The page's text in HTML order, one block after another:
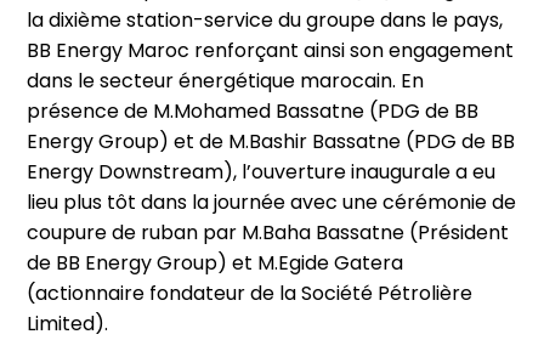
la dixième station-service du groupe dans le pays,
BB Energy Maroc renforçant ainsi son engagement
dans le secteur énergétique marocain. En
présence de M.Mohamed Bassatne (PDG de BB
Energy Group) et de M.Bashir Bassatne (PDG de BB
Energy Downstream), l’ouverture inaugurale a eu
lieu plus tôt dans la journée avec une cérémonie de
coupure de ruban par M.Baha Bassatne (Président
de BB Energy Group) et M.Egide Gatera
(actionnaire fondateur de la Société Pétrolière
Limited).